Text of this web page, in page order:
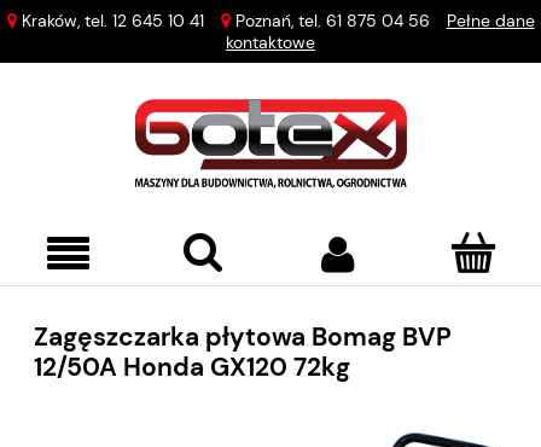
Kraków, tel. 12 645 10 41 Poznań, tel. 61 875 04 56
Pełne dane
kontaktowe
Zagęszczarka płytowa Bomag BVP
12/50A Honda GX120 72kg